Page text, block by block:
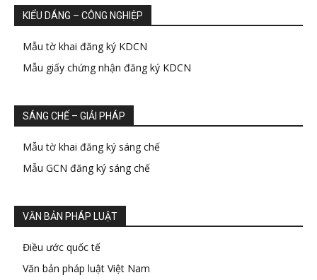
KIỂU DÁNG – CÔNG NGHIỆP
Mẫu tờ khai đăng ký KDCN
Mẫu giấy chứng nhận đăng ký KDCN
SÁNG CHẾ – GIẢI PHÁP
Mẫu tờ khai đăng ký sáng chế
Mẫu GCN đăng ký sáng chế
VĂN BẢN PHÁP LUẬT
Điều ước quốc tế
Văn bản pháp luật Việt Nam